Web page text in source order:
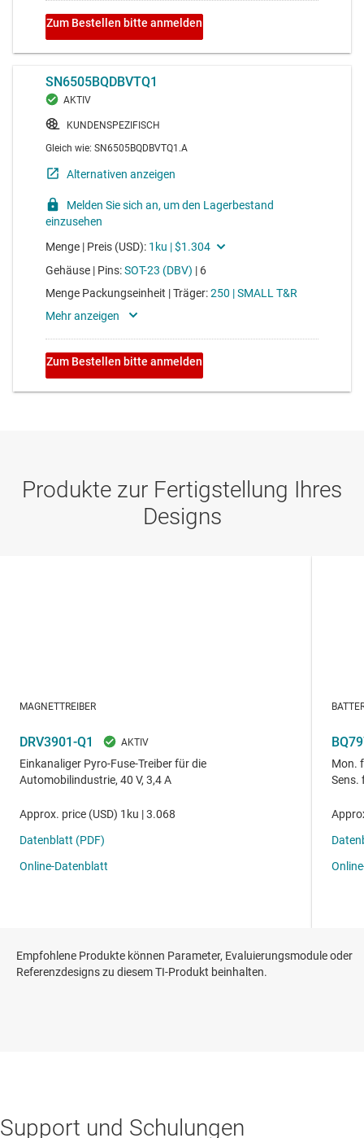
Empfohlene Produkte können Parameter, Evaluierungsmodule oder
Referenzdesigns zu diesem TI-Produkt beinhalten.
Support und Schulungen